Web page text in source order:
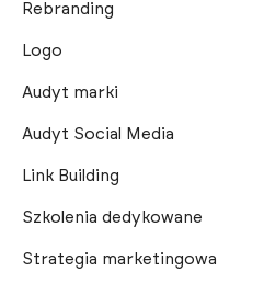
Rebranding
Logo
Audyt marki
Audyt Social Media
Link Building
Szkolenia dedykowane
Strategia marketingowa